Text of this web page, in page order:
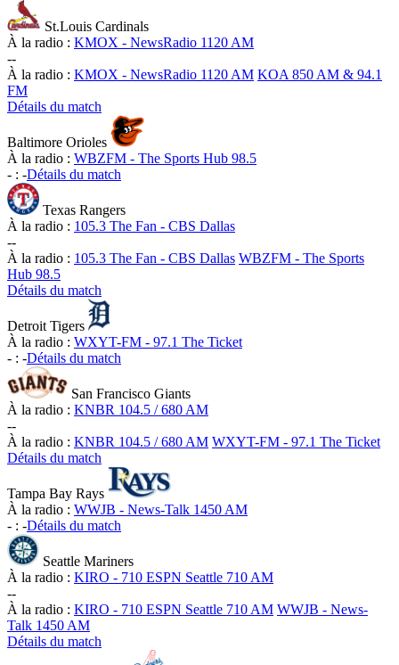
St.Louis Cardinals
À la radio : KMOX - NewsRadio 1120 AM
--
À la radio : KMOX - NewsRadio 1120 AM KOA 850 AM & 94.1
FM
Détails du match
Baltimore Orioles
À la radio : WBZFM - The Sports Hub 98.5
- : -Détails du match
Texas Rangers
À la radio : 105.3 The Fan - CBS Dallas
--
À la radio : 105.3 The Fan - CBS Dallas WBZFM - The Sports
Hub 98.5
Détails du match
Detroit Tigers
À la radio : WXYT-FM - 97.1 The Ticket
- : -Détails du match
San Francisco Giants
À la radio : KNBR 104.5 / 680 AM
--
À la radio : KNBR 104.5 / 680 AM WXYT-FM - 97.1 The Ticket
Détails du match
Tampa Bay Rays
À la radio : WWJB - News-Talk 1450 AM
- : -Détails du match
Seattle Mariners
À la radio : KIRO - 710 ESPN Seattle 710 AM
--
À la radio : KIRO - 710 ESPN Seattle 710 AM WWJB - News-
Talk 1450 AM
Détails du match